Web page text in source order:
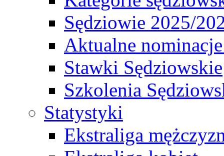
Sędziowie 2025/
Aktualne
Stawki Sędziowskie
Szkolenia
Statystyki
Ekstraliga